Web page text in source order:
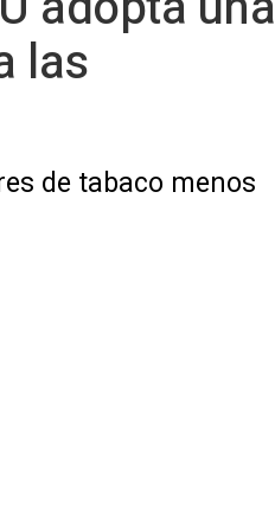
las
de tabaco menos